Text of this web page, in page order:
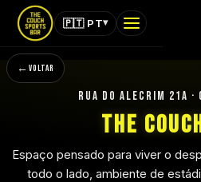
🇵🇹 PT▾
THE COUCH · SPORTS BAR
INÍCIO
MENUS
VOLTAR
RUA DO ALECRIM 21A ·
The
Espaço pensado para viver o
todo o lado, ambiente de